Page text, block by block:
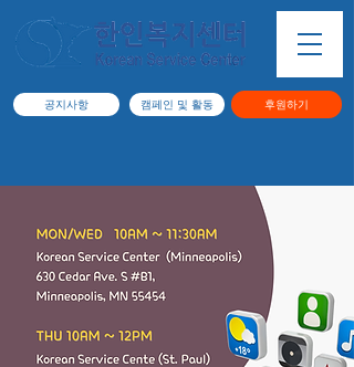
공지사항 캠페인 및 활동 후원하기